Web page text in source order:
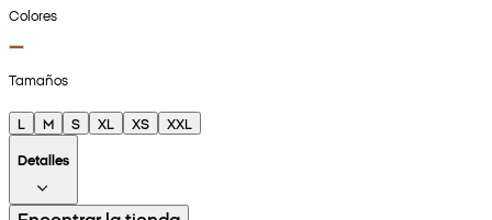
Colores
Tamaños
L M S XL XS
XXL
Detalles